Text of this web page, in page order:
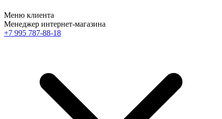
Меню клиента
Менеджер интернет-магазина
+7 995 787-88-18